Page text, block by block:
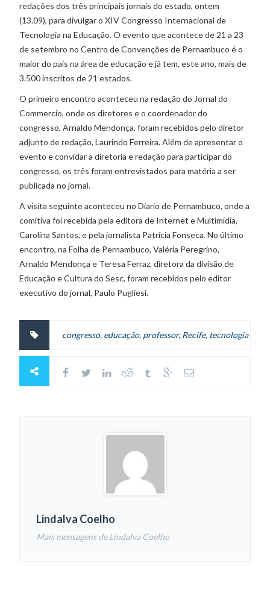
redações dos três principais jornais do estado, ontem
(13.09), para divulgar o XIV Congresso Internacional de
Tecnologia na Educação. O evento que acontece de 21 a 23
de setembro no Centro de Convenções de Pernambuco é o
maior do país na área de educação e já tem, este ano, mais de
3.500 inscritos de 21 estados.
O primeiro encontro aconteceu na redação do Jornal do
Commercio, onde os diretores e o coordenador do
congresso, Arnaldo Mendonça, foram recebidos pelo diretor
adjunto de redação, Laurindo Ferreira. Além de apresentar o
evento e convidar a diretoria e redação para participar do
congresso, os três foram entrevistados para matéria a ser
publicada no jornal.
A visita seguinte aconteceu no Diario de Pernambuco, onde a
comitiva foi recebida pela editora de Internet e Multimídia,
Carolina Santos, e pela jornalista Patrícia Fonseca. No último
encontro, na Folha de Pernambuco, Valéria Peregrino,
Arnaldo Mendonça e Teresa Ferraz, diretora da divisão de
Educação e Cultura do Sesc, foram recebidos pelo editor
executivo do jornal, Paulo Pugliesi.
congresso, educação, professor, Recife, tecnologia
Lindalva Coelho
Mais mensagens de Lindalva Coelho